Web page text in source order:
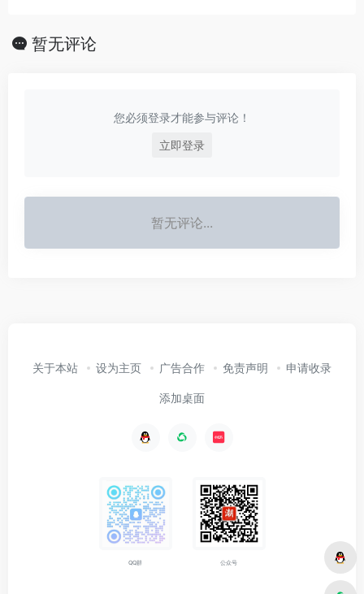
暂无评论
您必须登录才能参与评论！
立即登录
暂无评论...
关于本站 设为主页 广告合作 免责声明 申请收录
添加桌面
QQ群 公众号